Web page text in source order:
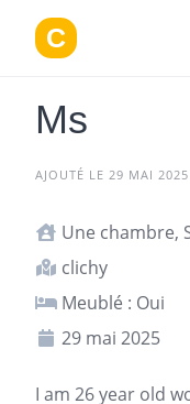
contenu
Ms
AJOUTÉ LE 29 MAI 2025
Une chambre,
clichy
Meublé : Oui
29 mai 2025
I am 26 year old